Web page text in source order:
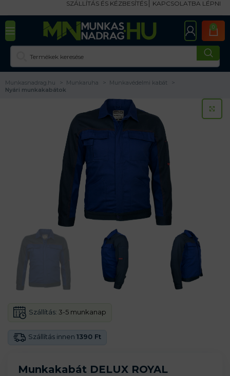
SZÁLLÍTÁS ÉS KÉZBESÍTÉS KAPCSOLATBA LÉPNI
0
Munkasnadrag.hu Munkaruha
Munkavédelmi kabát
Nyári munkakabátok
Munkakabát DELUX ROYAL
Szállítás innen 1390 Ft
Szállítás: 3-5 munkanap